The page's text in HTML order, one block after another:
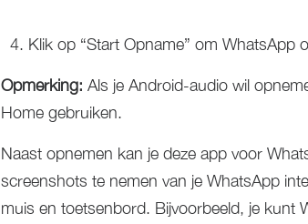
Klik op “Start Opname” om WhatsApp
Opmerking: Als je Android-audio wil
Home gebruiken.
Naast opnemen kan je deze app voor
screenshots te nemen van je WhatsApp
muis en toetsenbord. Bijvoorbeeld, je kunt